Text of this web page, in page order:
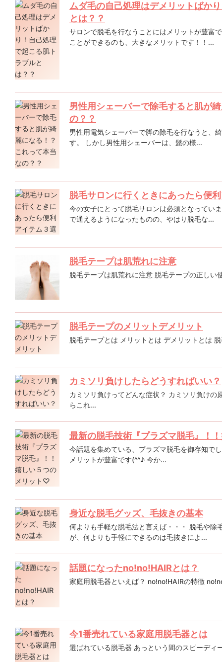
ムダ毛の自己処理はデメリットばか
とは？？
サロンで脱毛を行なうことにはメリットが豊富
ことができるのも、大きなメリットです！！...
男性用シェーバーで除毛すると肌が
の？？
男性用電気シェーバーで脚の除毛を行なうと、
す。 しかし男性用シェーバーは、髭の様...
脱毛サロンに行くときにあったら便
今の女子にとって脱毛サロンは必須となってい
で通えるようになったものの、やはり脱毛な...
脱毛テープは肌荒れに注意
脱毛テープは肌荒れに注意 脱毛テープの正しい
脱毛テープのメリットデメリット
脱毛テープとは メリットとは デメリットとは
カミソリ負けしたらどうすればいい？
カミソリ負けってどんな症状？ カミソリ負けの
らこれ...
最新の脱毛技術『プラズマ脱毛』！
今話題を集めている、プラズマ脱毛を御存知で
メリットが豊富です(^^♪ 今か...
身近な脱毛グッズ、毛抜きの基本
何よりも手軽な脱毛法と言えば・・・ 脱毛や除
が、何よりも手軽にできるのは毛抜きによ...
話題になったno!no!HAIRとは？
家庭用脱毛器といえば？ no!no!HAIRの特徴
今1番売れている家庭用脱毛器とは
選ばれている脱毛器 あっという間のスピーディ